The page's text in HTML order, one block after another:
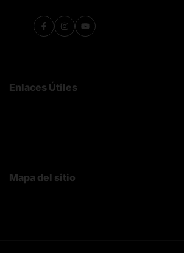
FacebookInstagramYouTube
Enlaces Útiles
Contacto
Mapa del sitio